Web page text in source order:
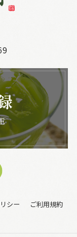
シー ご利用規約